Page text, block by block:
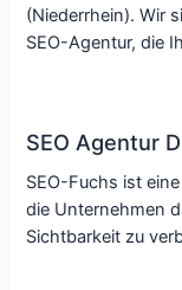
(Niederrhein). Wir
SEO-Agentur, die
SEO Agentur
SEO-Fuchs ist
die Unternehmen
Sichtbarkeit zu